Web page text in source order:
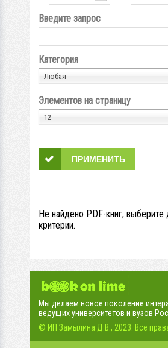
Введите запрос
Категория
Любая
Элементов на страницу
12
Не найдено PDF-книг, выберите
критерии.
Мы делаем новое поколение
ведущих университетов и вузов
© ИП Замылина Д.В., 2023. Все